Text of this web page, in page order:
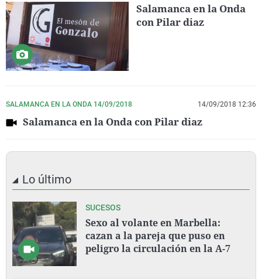
Salamanca en la Onda
con Pilar diaz
SALAMANCA EN LA ONDA 14/09/2018 14/09/2018 12:36
Salamanca en la Onda con Pilar diaz
Lo último
SUCESOS
Sexo al volante en Marbella:
cazan a la pareja que puso en
peligro la circulación en la A-7